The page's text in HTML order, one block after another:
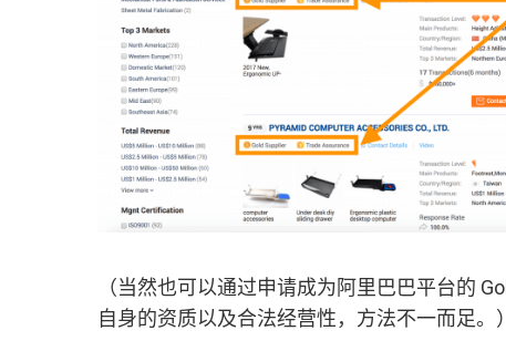
（当然也可以通过申请成为阿里巴巴平台的
自身的资质以及合法经营性，方法不一而足。）